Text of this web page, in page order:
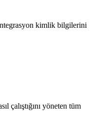
kimlik bilgilerini
çalıştığını yöneten tüm